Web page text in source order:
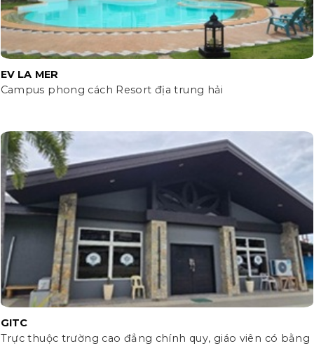
EV LA MER
Campus phong cách Resort địa trung hải
GITC
Trực thuộc trường cao đẳng chính quy, giáo viên có bằng